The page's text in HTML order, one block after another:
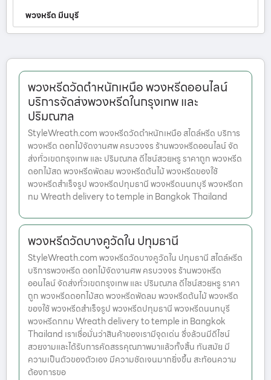
พวงหรีด มีนบุรี
พวงหรีดวัดตำหนักเหนือ พวงหรีดออนไลน์
บริการจัดส่งพวงหรีดในกรุงเทพ และ
ปริมณฑล
StyleWreath.com พวงหรีดวัดตำหนักเหนือ สไตล์หรีด บริการ
พวงหรีด ดอกไม้จัดงานศพ ครบวงจร ร้านพวงหรีดออนไลน์ จัด
ส่งทั่วเขตกรุงเทพ และ ปริมณฑล ดีไซน์สวยหรู ราคาถูก พวงหรีด
ดอกไม้สด พวงหรีดพัดลม พวงหรีดต้นไม้ พวงหรีดของใช้
พวงหรีดสำเร็จรูป พวงหรีดปทุมธานี พวงหรีดนนทบุรี พวงหรีดก
ทม Wreath delivery to temple in Bangkok Thailand
พวงหรีดวัดบางคูวัดใน ปทุมธานี
StyleWreath.com พวงหรีดวัดบางคูวัดใน ปทุมธานี สไตล์หรีด
บริการพวงหรีด ดอกไม้จัดงานศพ ครบวงจร ร้านพวงหรีด
ออนไลน์ จัดส่งทั่วเขตกรุงเทพ และ ปริมณฑล ดีไซน์สวยหรู ราคา
ถูก พวงหรีดดอกไม้สด พวงหรีดพัดลม พวงหรีดต้นไม้ พวงหรีด
ของใช้ พวงหรีดสำเร็จรูป พวงหรีดปทุมธานี พวงหรีดนนทบุรี
พวงหรีดกทม Wreath delivery to temple in Bangkok
Thailand เราเชื่อมั่นว่าสินค้าของเรามีจุดเด่น ซึ่งล้วนมีดีไซน์
สวยงามและได้รับการคัดสรรคุณภาพมาแล้วทั้งสิ้น ทันสมัย มี
ความเป็นตัวของตัวเอง มีความชัดเจนมากยิ่งขึ้น สะท้อนความ
ต้องการขอ